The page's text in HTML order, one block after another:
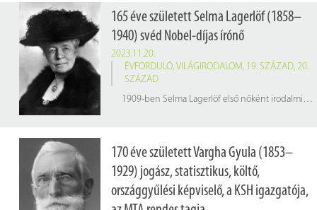
165 éve született Selma Lagerlöf (1858–
1940) svéd Nobel-díjas írónő
2023.11.20.
ÉVFORDULÓ, VILÁGIRODALOM, 19. SZÁZAD, 20.
SZÁZAD
1909-ben Selma Lagerlöf első nőként irodalmi Nobel-díjat kapott
170 éve született Vargha Gyula (1853–
1929) jogász, statisztikus, költő,
országgyűlési képviselő, a KSH igazgatója,